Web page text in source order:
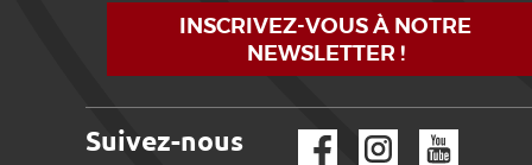
INSCRIVEZ-VOUS À NOTRE
NEWSLETTER !
Suivez-nous